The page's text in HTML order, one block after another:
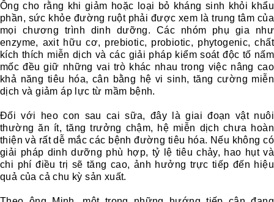
Ông cho rằng khi giảm hoặc loại bỏ kháng sinh khỏi khẩu
phần, sức khỏe đường ruột phải được xem là trung tâm của
mọi chương trình dinh dưỡng. Các nhóm phụ gia như
enzyme, axit hữu cơ, prebiotic, probiotic, phytogenic, chất
kích thích miễn dịch và các giải pháp kiểm soát độc tố nấm
mốc đều giữ những vai trò khác nhau trong việc nâng cao
khả năng tiêu hóa, cân bằng hệ vi sinh, tăng cường miễn
dịch và giảm áp lực từ mầm bệnh.
Đối với heo con sau cai sữa, đây là giai đoạn vật nuôi
thường ăn ít, tăng trưởng chậm, hệ miễn dịch chưa hoàn
thiện và rất dễ mắc các bệnh đường tiêu hóa. Nếu không có
giải pháp dinh dưỡng phù hợp, tỷ lệ tiêu chảy, hao hụt và
chi phí điều trị sẽ tăng cao, ảnh hưởng trực tiếp đến hiệu
quả của cả chu kỳ sản xuất.